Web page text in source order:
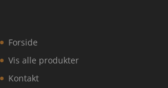
Forside
Vis alle produkter
Kontakt